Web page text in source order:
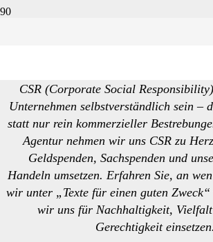
CSR (Corporate Social
Unternehmen selbstverständlich sein –
statt nur rein kommerzieller
Agentur nehmen wir uns CSR zu
Geldspenden, Sachspenden und
Handeln umsetzen. Erfahren Sie, an
wir unter „Texte für einen guten
wir uns für Nachhaltigkeit,
Gerechtigkeit einsetzen.